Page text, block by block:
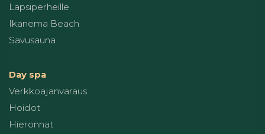
Lapsiperheille
Ikanema Beach
Savusauna
Day spa
Verkkoajanvaraus
Hoidot
Hieronnat